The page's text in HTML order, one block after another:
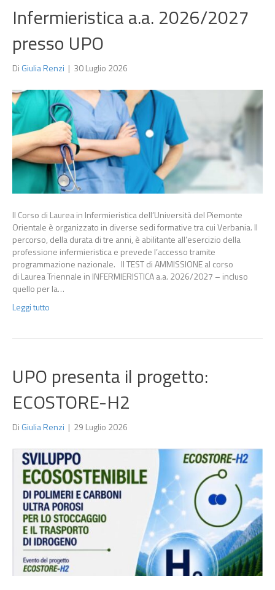
Infermieristica a.a. 2026/2027
presso UPO
Di Giulia Renzi | 30 Luglio 2026
Il Corso di Laurea in Infermieristica dell’Università del Piemonte
Orientale è organizzato in diverse sedi formative tra cui Verbania. Il
percorso, della durata di tre anni, è abilitante all’esercizio della
professione infermieristica e prevede l’accesso tramite
programmazione nazionale. Il TEST di AMMISSIONE al corso
di Laurea Triennale in INFERMIERISTICA a.a. 2026/2027 – incluso
quello per la…
Leggi tutto
UPO presenta il progetto:
ECOSTORE-H2
Di Giulia Renzi | 29 Luglio 2026